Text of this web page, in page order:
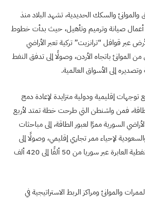
والسكك الحديدية، تشهد البلاد منذ
أعمال صيانة وترميم وتأهيل، حيث بدأت خطوط
عبر قوافل “ترانزيت” تركية تعبر الأراضي
الموانئ باتجاه الأردن، وصولًا إلى تدفق النفط
وتصديره إلى الأسواق العالمية.
إقليمية ودولية متزايدة لإعادة دمج
فمن واشنطن التي طرحت خطة تمتد لأربع
السورية ممرًا لعبور الطاقة، إلى مباحثات
لإحياء ممر تجاري إقليمي، وصولًا إلى
قرار العراق رفع صادراته النفطية العابرة عبر سوريا من 50 ألفًا إلى 420 ألف
والموانئ ومراكز الربط الاستراتيجية في